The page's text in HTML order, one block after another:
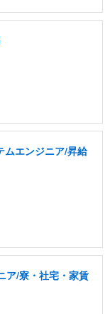
ムエンジニア/昇給
ア/寮・社宅・家賃